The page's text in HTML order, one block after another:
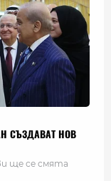
СЪЗДАВАТ НОВ
ще се смята